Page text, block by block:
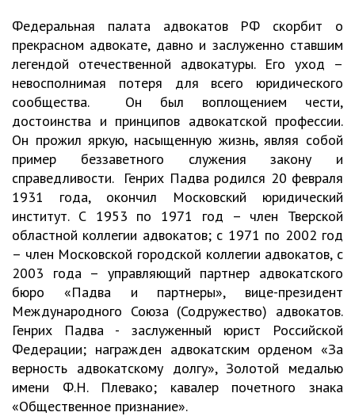
Федеральная палата адвокатов РФ скорбит о
прекрасном адвокате, давно и заслуженно ставшим
легендой отечественной адвокатуры. Его уход –
невосполнимая потеря для всего юридического
сообщества. Он был воплощением чести,
достоинства и принципов адвокатской профессии.
Он прожил яркую, насыщенную жизнь, являя собой
пример беззаветного служения закону и
справедливости. Генрих Падва родился 20 февраля
1931 года, окончил Московский юридический
институт. С 1953 по 1971 год – член Тверской
областной коллегии адвокатов; с 1971 по 2002 год
– член Московской городской коллегии адвокатов, с
2003 года – управляющий партнер адвокатского
бюро «Падва и партнеры», вице-президент
Международного Союза (Содружество) адвокатов.
Генрих Падва - заслуженный юрист Российской
Федерации; награжден адвокатским орденом «За
верность адвокатскому долгу», Золотой медалью
имени Ф.Н. Плевако; кавалер почетного знака
«Общественное признание».